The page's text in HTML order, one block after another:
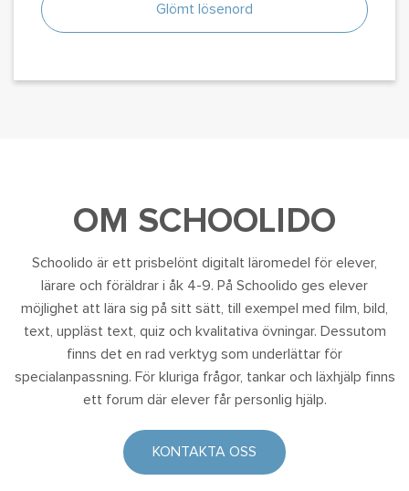
Glömt lösenord
OM SCHOOLIDO
Schoolido är ett prisbelönt digitalt läromedel för elever,
lärare och föräldrar i åk 4-9. På Schoolido ges elever
möjlighet att lära sig på sitt sätt, till exempel med film, bild,
text, uppläst text, quiz och kvalitativa övningar. Dessutom
finns det en rad verktyg som underlättar för
specialanpassning. För kluriga frågor, tankar och läxhjälp finns
ett forum där elever får personlig hjälp.
KONTAKTA OSS